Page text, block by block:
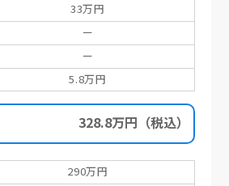
33万円
ー
ー
5.8万円
328.8万円 （税込）
290万円